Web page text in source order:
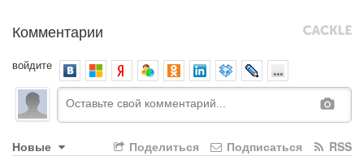
Комментарии
войдите
Новые RSS
Подписаться
Поделиться